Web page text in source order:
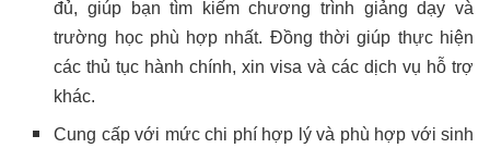
đủ, giúp bạn tìm kiếm chương trình giảng dạy và
trường học phù hợp nhất. Đồng thời giúp thực hiện
các thủ tục hành chính, xin visa và các dịch vụ hỗ trợ
khác.
Cung cấp với mức chi phí hợp lý và phù hợp với sinh